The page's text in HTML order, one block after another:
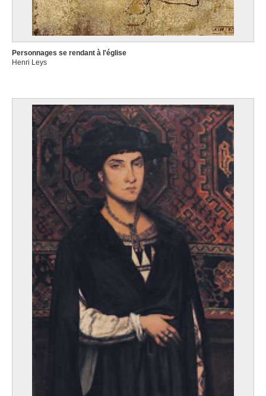
Personnages se rendant à l'église
Henri Leys